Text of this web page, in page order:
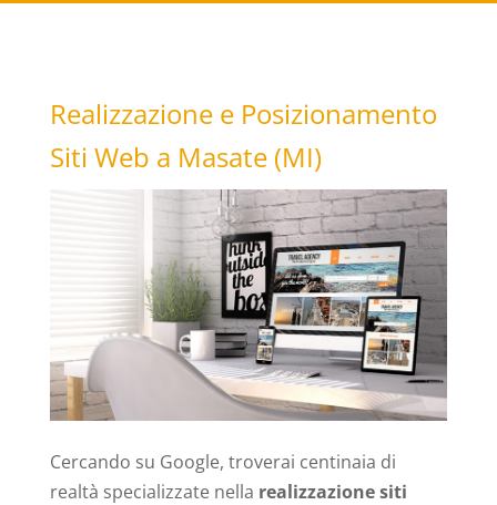
Realizzazione e Posizionamento
Siti Web a Masate (MI)
Cercando su Google, troverai centinaia di
realtà specializzate nella realizzazione siti